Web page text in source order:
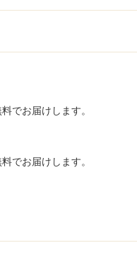
でお届けします。
でお届けします。